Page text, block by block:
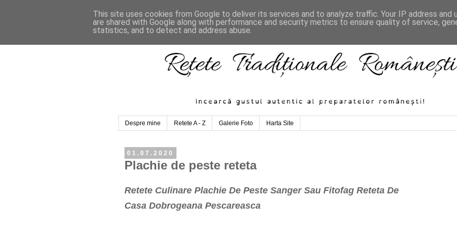
Despre mine Retete A - Z Galerie Foto Harta Site
01.07.2020
Plachie de peste reteta
Retete Culinare Plachie De Peste Sanger Sau Fitofag Reteta De
Casa Dobrogeana Pescareasca
This site uses cookies from Google to deliver its services and to analyze traffic. Your IP address and
are shared with Google along with performance and security metrics to ensure quality of service,
statistics, and to detect and address abuse.